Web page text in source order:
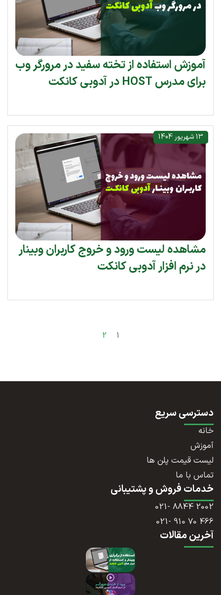
آموزش استفاده از تخته سفید در مرورگر وب
برای مدرس HOST در آدوبی کانکت
13 شهریور 1404
مشاهده لیست ورود و خروج کاربران وبینار
در نرم افزار آدوبی کانکت
1
2
دسترسی سریع
خانه
آموزش
لیست قیمت پلن ها
تماس با ما
خدمات فروش و پشتیبانی
2002 8844 -021
466 70 910 -021
آخرین مقالات